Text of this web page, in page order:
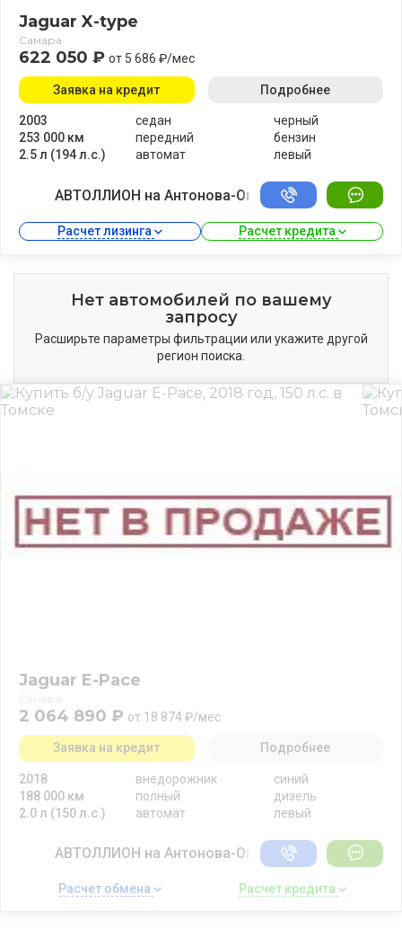
Jaguar X-type
Самара
622 050 ₽ от 5 686 ₽/мес
2003
253 000 км
2.5 л (194 л.с.)
седан
передний
автомат
черный
бензин
левый
Заявка на кредит Подробнее
АВТОЛЛИОН на Антонова-Овсеенко
Расчет лизинга Расчет кредита
Нет автомобилей по вашему
запросу
Расширьте параметры фильтрации или укажите другой
регион поиска.
Jaguar E-Pace
Самара
2 064 890 ₽ от 18 874 ₽/мес
2018
188 000 км
2.0 л (150 л.с.)
внедорожник
полный
автомат
синий
дизель
левый
Заявка на кредит Подробнее
АВТОЛЛИОН на Антонова-Овсеенко
Расчет обмена Расчет кредита